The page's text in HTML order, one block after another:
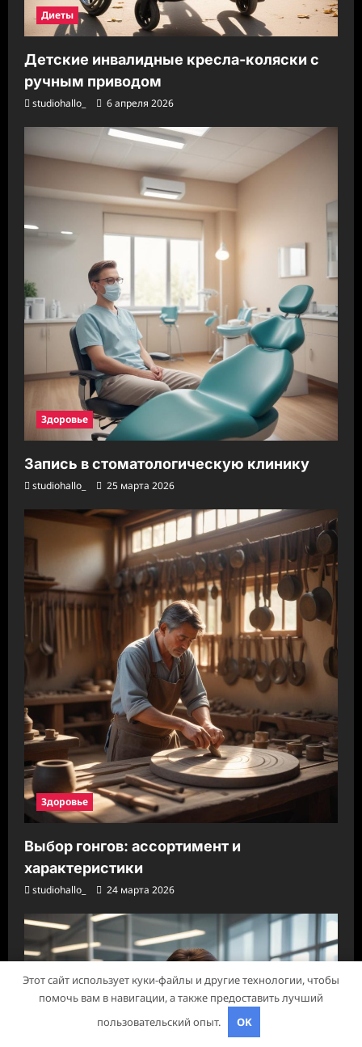
Диеты
Детские инвалидные кресла-коляски с
ручным приводом
studiohallo_ 6 апреля 2026
Здоровье
Запись в стоматологическую клинику
studiohallo_ 25 марта 2026
Здоровье
Выбор гонгов: ассортимент и
характеристики
studiohallo_ 24 марта 2026
Этот сайт использует куки-файлы и другие технологии, чтобы
помочь вам в навигации, а также предоставить лучший
пользовательский опыт.
OK